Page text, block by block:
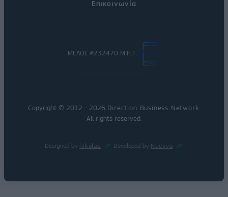
Επικοινωνία
ΜΕΛΟΣ #232470 Μ.Η.Τ.
Copyright © 2012 - 2026 Direction Business Network
All rights reserved.
Designed by nikolas Developed by Nuevvo